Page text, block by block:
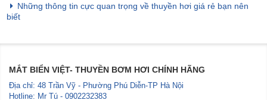
Những thông tin cực quan trọng về thuyền hơi giá rẻ bạn nên
biết
MẮT BIỂN VIỆT- THUYỀN BƠM HƠI CHÍNH HÃNG
Địa chỉ: 48 Trần Vỹ - Phường Phú Diễn-TP Hà Nội
Hotline: Mr Tú - 0902232383